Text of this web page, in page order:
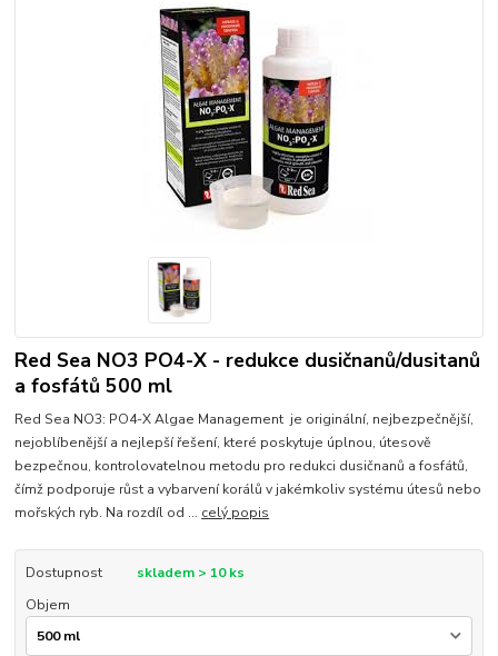
Red Sea NO3 PO4-X - redukce dusičnanů/dusitanů
a fosfátů 500 ml
Red Sea NO3: PO4-X Algae Management je originální, nejbezpečnější,
nejoblíbenější a nejlepší řešení, které poskytuje úplnou, útesově
bezpečnou, kontrolovatelnou metodu pro redukci dusičnanů a fosfátů,
čímž podporuje růst a vybarvení korálů v jakémkoliv systému útesů nebo
mořských ryb. Na rozdíl od ... celý popis
Dostupnost
skladem > 10 ks
Objem